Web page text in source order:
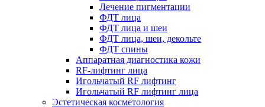
Лечение пигментации
ФДТ лица
ФДТ лица и шеи
ФДТ лица, шеи, декольте
ФДТ спины
Аппаратная диагностика кожи
RF-лифтинг лица
Игольчатый RF лифтинг
Игольчатый RF лифтинг лица
Эстетическая косметология